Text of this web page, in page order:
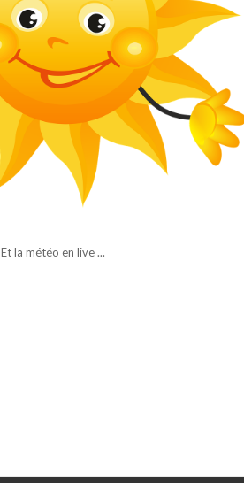
Et la météo en live ...